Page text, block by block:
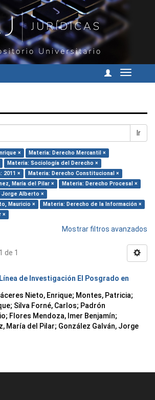
Cambiar
Ir
×
Materia: Derecho Mercantil ×
Materia: Sociología del Derecho ×
2011 ×
Materia: Derecho Constitucional ×
María del Pilar ×
Materia: Derecho Procesal ×
Jorge Alberto ×
Mauricio ×
Materia: Derecho de la Información ×
×
Mostrar filtros avanzados
de 1
de Investigación El Posgrado en
Nieto, Enrique; Montes, Patricia;
; Silva Forné, Carlos; Padrón
; Flores Mendoza, Imer Benjamín;
María del Pilar; González Galván, Jorge